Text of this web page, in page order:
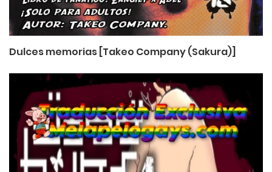
Dulces memorias [Takeo Company (Sakura)]